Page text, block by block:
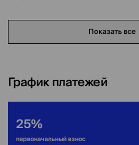
Показать все
График платежей
25%
первоначальный взнос